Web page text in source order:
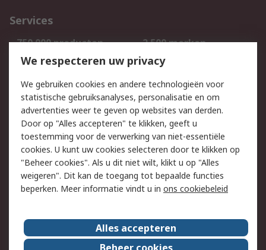
Services
750.000 producten
2.500 merken
Bestellen
Inkoopoplossingen
Track & Trace
Wettelijk
Cookiebeleid
Email veiligheid
Privacybeleid
Websitevoorwaarden
Algemene
verkoopvoorwaarden
Over RS
RS Group Over ons
We respecteren uw privacy
We gebruiken cookies en andere technologieën voor
statistische gebruiksanalyses, personalisatie en om
advertenties weer te geven op websites van derden.
Door op "Alles accepteren" te klikken, geeft u
toestemming voor de verwerking van niet-essentiële
cookies. U kunt uw cookies selecteren door te klikken op
"Beheer cookies". Als u dit niet wilt, klikt u op "Alles
weigeren". Dit kan de toegang tot bepaalde functies
beperken. Meer informatie vindt u in ons cookiebeleid
Alles accepteren